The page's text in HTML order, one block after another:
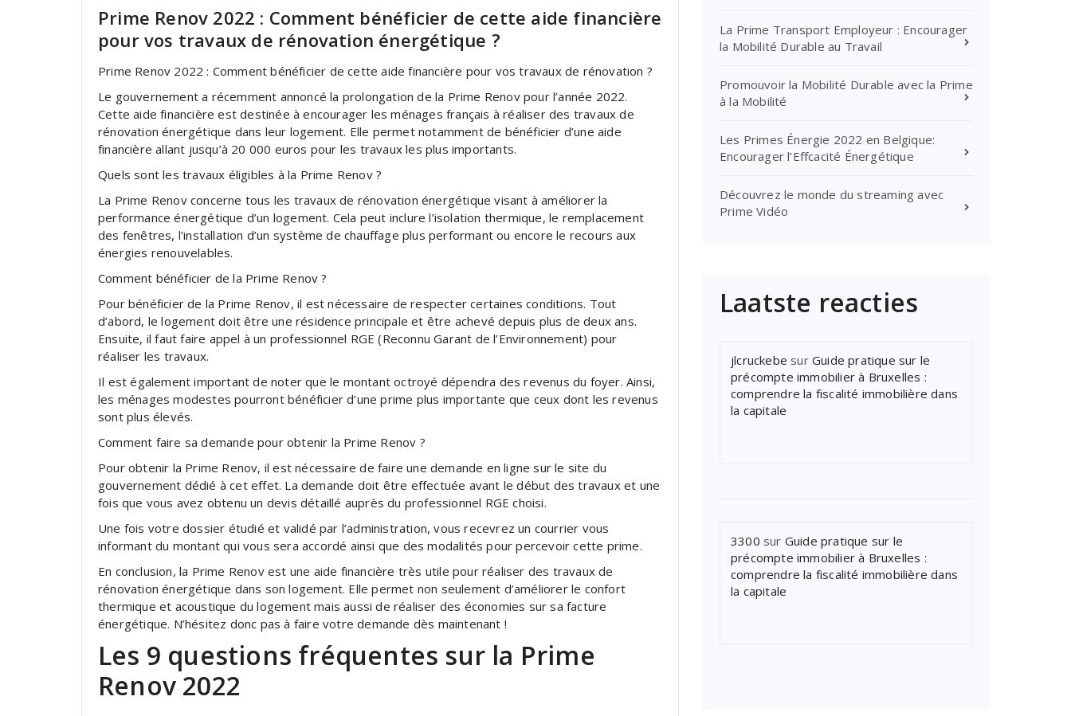
Prime Renov 2022 : Comment bénéficier de cette aide financière
pour vos travaux de rénovation énergétique ?
Prime Renov 2022 : Comment bénéficier de cette aide financière pour vos travaux de rénovation ?
Le gouvernement a récemment annoncé la prolongation de la Prime Renov pour l’année 2022.
Cette aide financière est destinée à encourager les ménages français à réaliser des travaux de
rénovation énergétique dans leur logement. Elle permet notamment de bénéficier d’une aide
financière allant jusqu’à 20 000 euros pour les travaux les plus importants.
Quels sont les travaux éligibles à la Prime Renov ?
La Prime Renov concerne tous les travaux de rénovation énergétique visant à améliorer la
performance énergétique d’un logement. Cela peut inclure l’isolation thermique, le remplacement
des fenêtres, l’installation d’un système de chauffage plus performant ou encore le recours aux
énergies renouvelables.
Comment bénéficier de la Prime Renov ?
Pour bénéficier de la Prime Renov, il est nécessaire de respecter certaines conditions. Tout
d’abord, le logement doit être une résidence principale et être achevé depuis plus de deux ans.
Ensuite, il faut faire appel à un professionnel RGE (Reconnu Garant de l’Environnement) pour
réaliser les travaux.
Il est également important de noter que le montant octroyé dépendra des revenus du foyer. Ainsi,
les ménages modestes pourront bénéficier d’une prime plus importante que ceux dont les revenus
sont plus élevés.
Comment faire sa demande pour obtenir la Prime Renov ?
Pour obtenir la Prime Renov, il est nécessaire de faire une demande en ligne sur le site du
gouvernement dédié à cet effet. La demande doit être effectuée avant le début des travaux et une
fois que vous avez obtenu un devis détaillé auprès du professionnel RGE choisi.
Une fois votre dossier étudié et validé par l’administration, vous recevrez un courrier vous
informant du montant qui vous sera accordé ainsi que des modalités pour percevoir cette prime.
En conclusion, la Prime Renov est une aide financière très utile pour réaliser des travaux de
rénovation énergétique dans son logement. Elle permet non seulement d’améliorer le confort
thermique et acoustique du logement mais aussi de réaliser des économies sur sa facture
énergétique. N’hésitez donc pas à faire votre demande dès maintenant !
Les 9 questions fréquentes sur la Prime
Renov 2022
La Prime Transport Employeur : Encourager
la Mobilité Durable au Travail
Promouvoir la Mobilité Durable avec la Prime
à la Mobilité
Les Primes Énergie 2022 en Belgique:
Encourager l’Effcacité Énergétique
Découvrez le monde du streaming avec
Prime Vidéo
Laatste reacties
jlcruckebe sur Guide pratique sur le
précompte immobilier à Bruxelles :
comprendre la fiscalité immobilière dans
la capitale
3300 sur Guide pratique sur le
précompte immobilier à Bruxelles :
comprendre la fiscalité immobilière dans
la capitale